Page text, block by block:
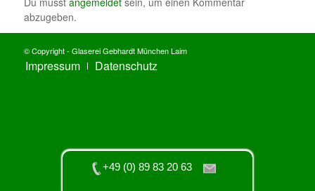
abzugeben.
© Copyright - Glaserei Gebhardt München Laim
Impressum Datenschutz
+49 (0) 89 83 20 63